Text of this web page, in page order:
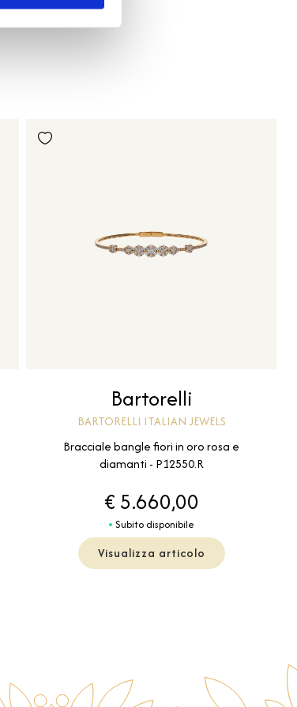
Bartorelli
BARTORELLI ITALIAN JEWELS
Bracciale bangle fiori in oro rosa e
diamanti - P12550.R
€ 5.660,00
Subito disponibile
Visualizza articolo